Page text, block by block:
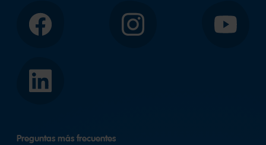
Facebook Instagram YouTube
LinkedIn
Preguntas más frecuentes